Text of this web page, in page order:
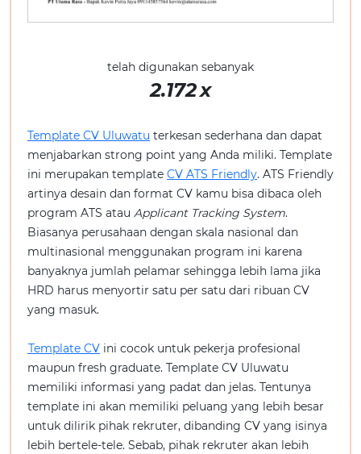
telah digunakan sebanyak
2.172x
Template CV Uluwatu terkesan sederhana dan dapat
menjabarkan strong point yang Anda miliki. Template
ini merupakan template CV ATS Friendly. ATS Friendly
artinya desain dan format CV kamu bisa dibaca oleh
program ATS atau Applicant Tracking System.
Biasanya perusahaan dengan skala nasional dan
multinasional menggunakan program ini karena
banyaknya jumlah pelamar sehingga lebih lama jika
HRD harus menyortir satu per satu dari ribuan CV
yang masuk.
Template CV ini cocok untuk pekerja profesional
maupun fresh graduate. Template CV Uluwatu
memiliki informasi yang padat dan jelas. Tentunya
template ini akan memiliki peluang yang lebih besar
untuk dilirik pihak rekruter, dibanding CV yang isinya
lebih bertele-tele. Sebab, pihak rekruter akan lebih